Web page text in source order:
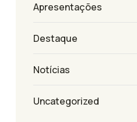
Apresentações
Destaque
Notícias
Uncategorized